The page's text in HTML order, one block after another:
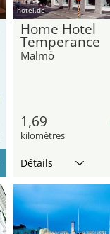
hotel.de
Home Hotel
Temperance
Malmö
1,69
kilomètres
Détails